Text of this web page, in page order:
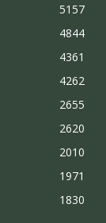
5157
4844
4361
4262
2655
2620
2010
1971
1830